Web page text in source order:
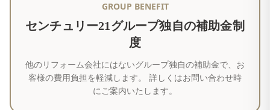
GROUP BENEFIT
センチュリー21グループ独自の補助金制
度
他のリフォーム会社にはないグループ独自の補助金で、お
客様の費用負担を軽減します。 詳しくはお問い合わせ時
にご案内いたします。